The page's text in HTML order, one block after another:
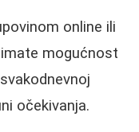
online ili
mogućnost
očekivanja.